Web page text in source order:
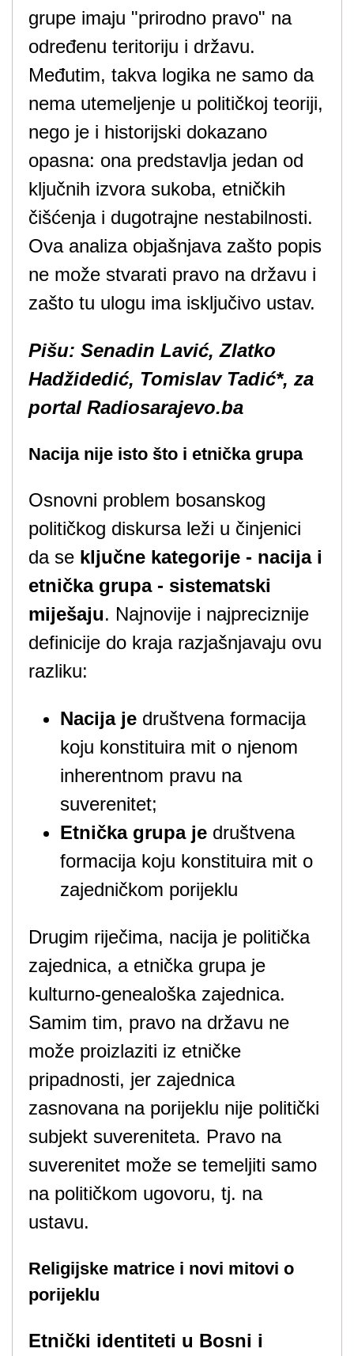
grupe imaju "prirodno pravo" na
određenu teritoriju i državu.
Međutim, takva logika ne samo da
nema utemeljenje u političkoj teoriji,
nego je i historijski dokazano
opasna: ona predstavlja jedan od
ključnih izvora sukoba, etničkih
čišćenja i dugotrajne nestabilnosti.
Ova analiza objašnjava zašto popis
ne može stvarati pravo na državu i
zašto tu ulogu ima isključivo ustav.
Pišu: Senadin Lavić, Zlatko
Hadžidedić, Tomislav Tadić*, za
portal Radiosarajevo.ba
Nacija nije isto što i etnička grupa
Osnovni problem bosanskog
političkog diskursa leži u činjenici
da se ključne kategorije - nacija i
etnička grupa - sistematski
miješaju. Najnovije i najpreciznije
definicije do kraja razjašnjavaju ovu
razliku:
Nacija je društvena formacija
koju konstituira mit o njenom
inherentnom pravu na
suverenitet;
Etnička grupa je društvena
formacija koju konstituira mit o
zajedničkom porijeklu
Drugim riječima, nacija je politička
zajednica, a etnička grupa je
kulturno-genealoška zajednica.
Samim tim, pravo na državu ne
može proizlaziti iz etničke
pripadnosti, jer zajednica
zasnovana na porijeklu nije politički
subjekt suvereniteta. Pravo na
suverenitet može se temeljiti samo
na političkom ugovoru, tj. na
ustavu.
Religijske matrice i novi mitovi o
porijeklu
Etnički identiteti u Bosni i